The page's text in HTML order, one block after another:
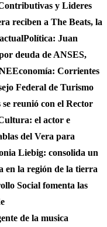
y Lideres
reciben a The Beats, la
Política: Juan
deuda de ANSES,
Economía: Corrientes
Federal de Turismo
reunió con el Rector
el actor e
del Vera para
Liebig: consolida un
en la región de la tierra
Social fomenta las
de la musica